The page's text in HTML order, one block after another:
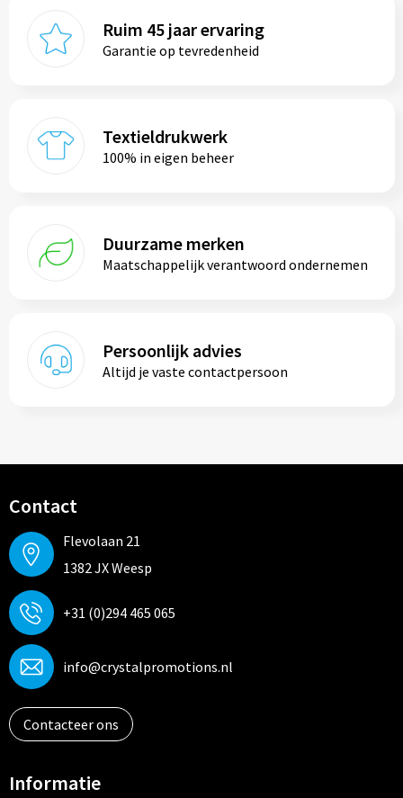
Ruim 45 jaar ervaring
Garantie op tevredenheid
Textieldrukwerk
100% in eigen beheer
Duurzame merken
Maatschappelijk verantwoord ondernemen
Persoonlijk advies
Altijd je vaste contactpersoon
Contact
Flevolaan 21
1382 JX Weesp
+31 (0)294 465 065
info@crystalpromotions.nl
Contacteer ons
Informatie